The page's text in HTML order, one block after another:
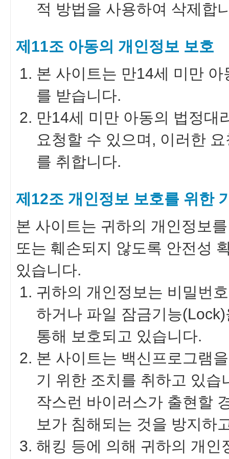
적 방법을 사용하여 삭제합
제11조 아동의 개인정보 보호
본 사이트는 만14세 미만
를 받습니다.
만14세 미만 아동의 법정대
요청할 수 있으며, 이러한
를 취합니다.
제12조 개인정보 보호를 위한
본 사이트는 귀하의 개인정보
또는 훼손되지 않도록 안전성
있습니다.
귀하의 개인정보는 비밀번
하거나 파일 잠금기능
통해 보호되고 있습니다.
본 사이트는 백신프로그램
기 위한 조치를 취하고 있
작스런 바이러스가 출현할
보가 침해되는 것을 방지하
해킹 등에 의해 귀하의 개